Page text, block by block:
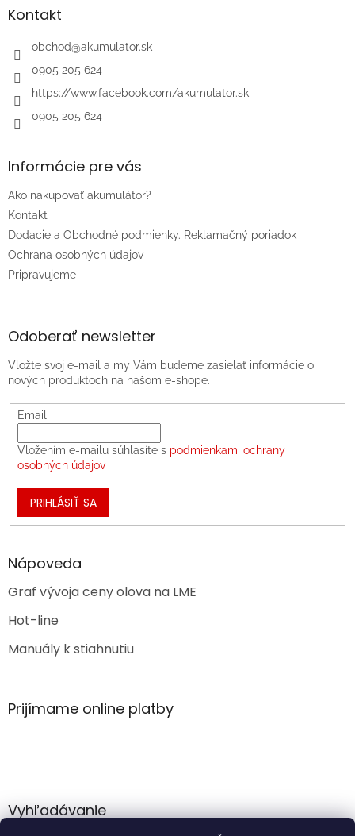
äKontakt
obchod@akumulator.sk
0905 205 624
https://www.facebook.com/akumulator.sk
0905 205 624
Informácie pre vás
Ako nakupovať akumulátor?
Kontakt
Dodacie a Obchodné podmienky. Reklamačný poriadok
Ochrana osobných údajov
Pripravujeme
Odoberať newsletter
Vložte svoj e-mail a my Vám budeme zasielať informácie o
nových produktoch na našom e-shope.
Email
Vložením e-mailu súhlasíte s podmienkami ochrany
osobných údajov
PRIHLÁSIŤ SA
Nápoveda
Graf vývoja ceny olova na LME
Hot-line
Manuály k stiahnutiu
Prijímame online platby
Vyhľadávanie